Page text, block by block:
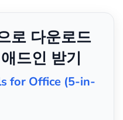
로 다운로드
드인 받기
for Office (5-in-